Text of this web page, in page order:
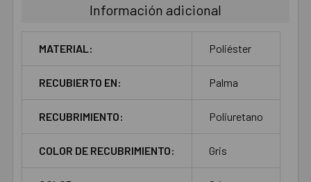
Información adicional
MATERIAL: Poliéster
RECUBIERTO EN: Palma
RECUBRIMIENTO: Poliuretano
COLOR DE RECUBRIMIENTO: Gris